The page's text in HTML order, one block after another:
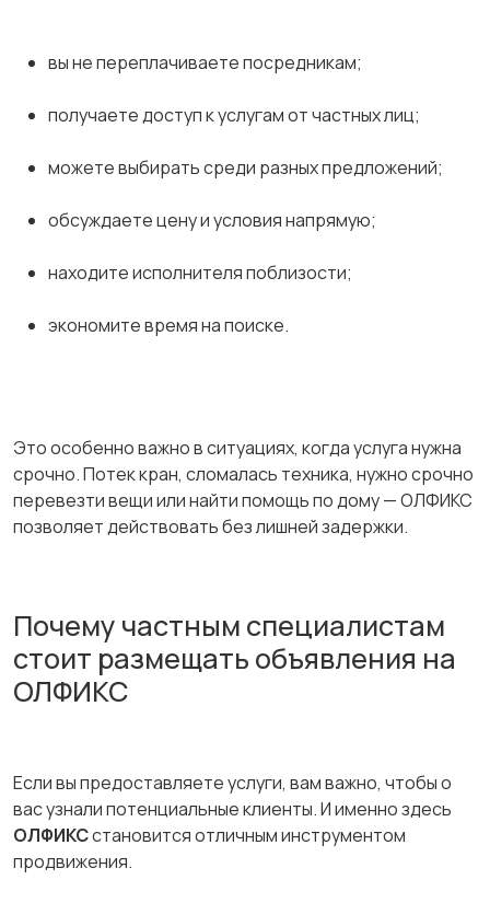
вы не переплачиваете посредникам;
получаете доступ к услугам от частных лиц;
можете выбирать среди разных предложений;
обсуждаете цену и условия напрямую;
находите исполнителя поблизости;
экономите время на поиске.
Это особенно важно в ситуациях, когда услуга нужна
срочно. Потек кран, сломалась техника, нужно срочно
перевезти вещи или найти помощь по дому — ОЛФИКС
позволяет действовать без лишней задержки.
Почему частным специалистам
стоит размещать объявления на
ОЛФИКС
Если вы предоставляете услуги, вам важно, чтобы о
вас узнали потенциальные клиенты. И именно здесь
ОЛФИКСстановится отличным инструментом
продвижения.